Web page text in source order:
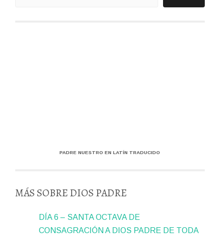
PADRE NUESTRO EN LATÍN TRADUCIDO
MÁS SOBRE DIOS PADRE
DÍA 6 – SANTA OCTAVA DE
CONSAGRACIÓN A DIOS PADRE DE TODA